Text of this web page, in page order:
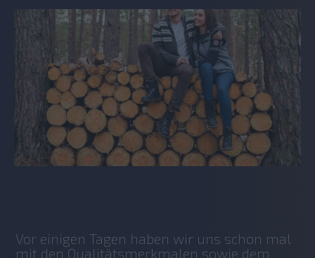
Vor einigen Tagen haben wir uns schon mal